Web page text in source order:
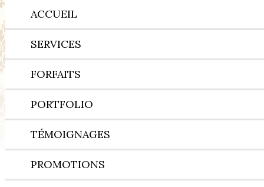
ACCUEIL
SERVICES
FORFAITS
PORTFOLIO
TÉMOIGNAGES
PROMOTIONS